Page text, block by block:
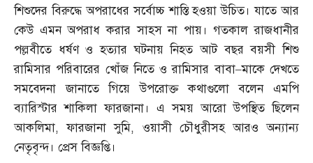
শিশুদের বিরুদ্ধে অপরাধের সর্বোচ্চ শাস্তি হওয়া উচিত। যাতে আর
কেউ এমন অপরাধ করার সাহস না পায়। গতকাল রাজধানীর
পল্লবীতে ধর্ষণ ও হত্যার ঘটনায় নিহত আট বছর বয়সী শিশু
রামিসার পরিবারের খোঁজ নিতে ও রামিসার বাবা–মাকে দেখতে
সমবেদনা জানাতে গিয়ে উপরোক্ত কথাগুলো বলেন এমপি
ব্যারিস্টার শাকিলা ফারজানা। এ সময় আরো উপস্থিত ছিলেন
আকলিমা,ফারজানা সুমি, ওয়াসী চৌধুরীসহ আরও অন্যান্য
নেতৃবৃন্দ। প্রেস বিজ্ঞপ্তি।